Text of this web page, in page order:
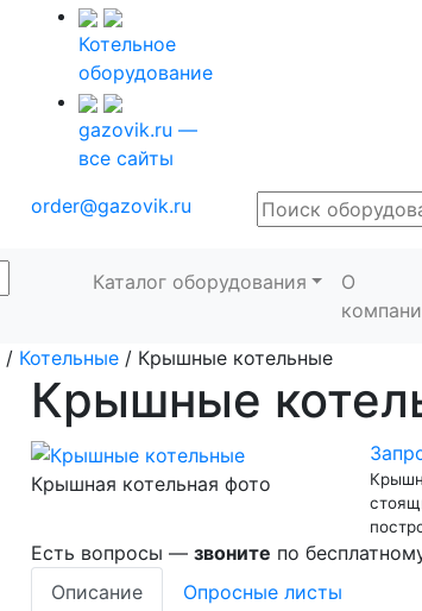
Котельное
оборудование
gazovik.ru —
все сайты
order@gazovik.ru
Каталог оборудования
О
/ Котельные / Крышные котельные
Крышные
Крышная котельная фото
Есть вопросы — звоните по
Описание
Опросные листы